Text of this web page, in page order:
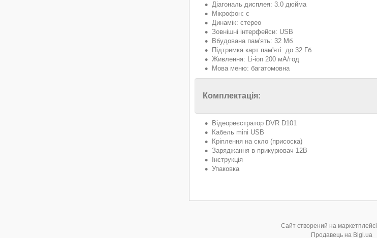
Діагональ дисплея: 3.0 дюйма
Мікрофон: є
Динамік: стерео
Зовнішні інтерфейси: USB
Вбудована пам'ять: 32 Мб
Підтримка карт пам'яті: до 32 Гб
Живлення: Li-ion 200 мА/год
Мова меню: багатомовна
Комплектація:
Відеореєстратор DVR D101
Кабель mini USB
Кріплення на скло (присоска)
Заряджання в прикурювач 12В
Інструкція
Упаковка
Сайт створений на маркетплейсі
Продавець на Bigl.ua